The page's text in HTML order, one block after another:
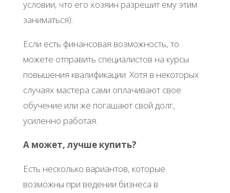
условии, что его хозяин разрешит ему этим
заниматься).
Если есть финансовая возможность, то
можете отправить специалистов на курсы
повышения квалификации. Хотя в некоторых
случаях мастера сами оплачивают свое
обучение или же погашают свой долг,
усиленно работая.
А может, лучше купить?
Есть несколько вариантов, которые
возможны при ведении бизнеса в